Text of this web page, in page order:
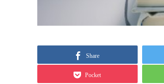
Share
Pocket